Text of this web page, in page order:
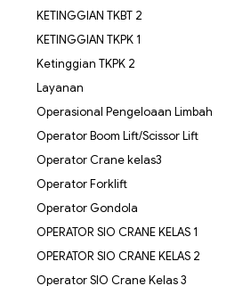
KETINGGIAN TKBT 2
KETINGGIAN TKPK 1
Ketinggian TKPK 2
Layanan
Operasional Pengeloaan Limbah
Operator Boom Lift/Scissor Lift
Operator Crane kelas3
Operator Forklift
Operator Gondola
OPERATOR SIO CRANE KELAS 1
OPERATOR SIO CRANE KELAS 2
Operator SIO Crane Kelas 3